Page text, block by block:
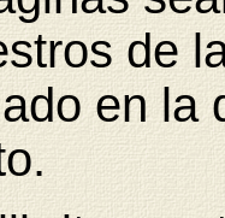
de
en la